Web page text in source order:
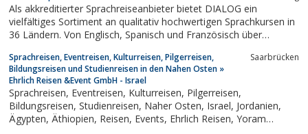
jeweiligen Landes.
Als akkreditierter Sprachreiseanbieter bietet DIALOG ein
vielfältiges Sortiment an qualitativ hochwertigen Sprachkursen in
36 Ländern. Von Englisch, Spanisch und Französisch über
Bei DIALOG bucht man günstig Sprachurlaub für Erwachsene und
Schüler. Auch...
Sprachreisen, Eventreisen, Kulturreisen, Pilgerreisen,
Bildungsreisen und Studienreisen in den Nahen Osten »
Ehrlich Reisen &Event GmbH - Israel
Saarbrücken
Sprachreisen, Eventreisen, Kulturreisen, Pilgerreisen,
Bildungsreisen, Studienreisen, Naher Osten, Israel, Jordanien,
Ägypten, Äthiopien, Reisen, Events, Ehrlich Reisen, Yoram